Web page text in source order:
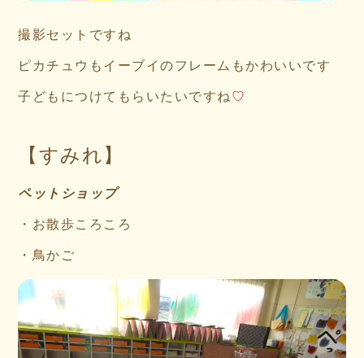
撮影セットですね
ピカチュウもイーブイのフレームもかわいいです
子どもにつけてもらいたいですね ♡
【すみれ】
ペットショップ
・お散歩ころころ
・鳥かご